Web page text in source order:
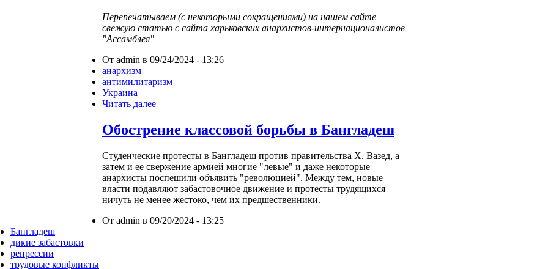
Перепечатываем (с некоторыми сокращениями) на нашем сайте
свежую статью с сайта харьковских анархистов-интернационалистов
"Ассамблея"
От admin в 09/24/2024 - 13:26
анархизм
антимилитаризм
Украина
Читать далее
Обострение классовой борьбы в Бангладеш
Студенческие протесты в Бангладеш против правительства Х. Вазед, а
затем и ее свержение армией многие "левые" и даже некоторые
анархисты поспешили объявить "революцией". Между тем, новые
власти подавляют забастовочное движение и протесты трудящихся
ничуть не менее жестоко, чем их предшественники.
От admin в 09/20/2024 - 13:25
Бангладеш
дикие забастовки
репрессии
трудовые конфликты